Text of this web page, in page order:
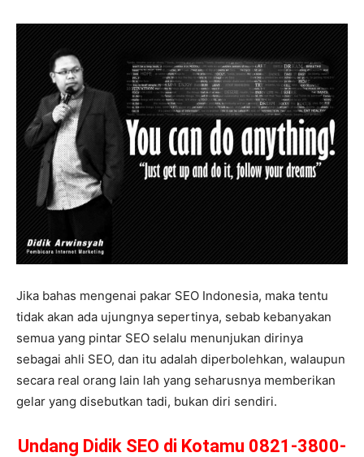
Jika bahas mengenai pakar SEO Indonesia, maka tentu
tidak akan ada ujungnya sepertinya, sebab kebanyakan
semua yang pintar SEO selalu menunjukan dirinya
sebagai ahli SEO, dan itu adalah diperbolehkan, walaupun
secara real orang lain lah yang seharusnya memberikan
gelar yang disebutkan tadi, bukan diri sendiri.
Undang Didik SEO di Kotamu 0821-3800-